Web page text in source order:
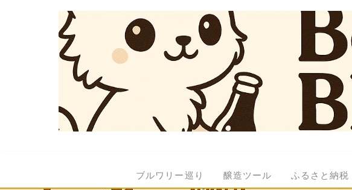
ブルワリー巡り 醸造ツール ふるさと納税